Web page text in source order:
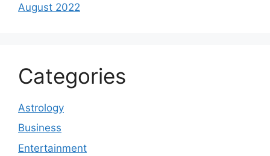
August 2022
Categories
Astrology
Business
Entertainment